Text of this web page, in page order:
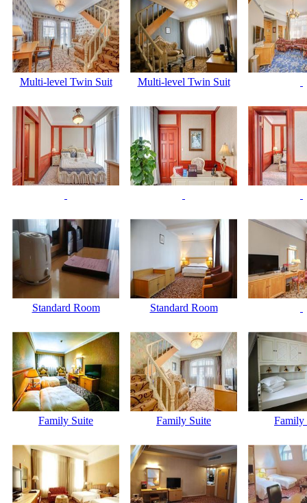
Multi-level Twin Suit Multi-level Twin Suit
Standard Room Standard Room
Family Suite Family Suite Family